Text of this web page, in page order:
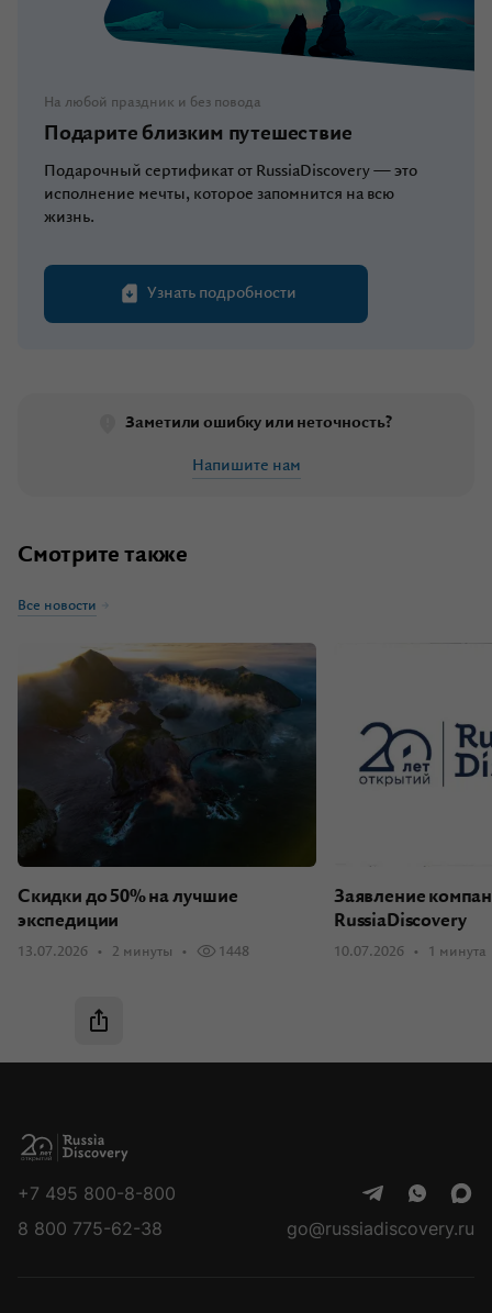
На любой праздник и без повода
Подарите близким путешествие
Подарочный сертификат от RussiaDiscovery — это
исполнение мечты, которое запомнится на всю
жизнь.
Узнать подробности
Заметили ошибку или неточность?
Напишите нам
Смотрите также
Все новости
Скидки до 50% на лучшие
экспедиции
13.07.2026 2 минуты 1448
Заявление
RussiaDiscovery
10.07.2026 1 минута
+7 495 800-8-800
8 800 775-62-38
go@russiadiscovery.ru